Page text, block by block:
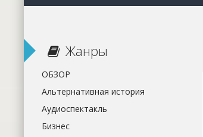
Жанры
ОБЗОР
Альтернативная история
Аудиоспектакль
Бизнес